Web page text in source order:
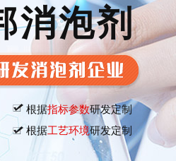
消泡剂
根据指标参数研发定制
根据工艺环境研发定制